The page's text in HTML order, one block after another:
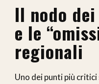
Il nodo
e le
regionali
Uno dei punti più